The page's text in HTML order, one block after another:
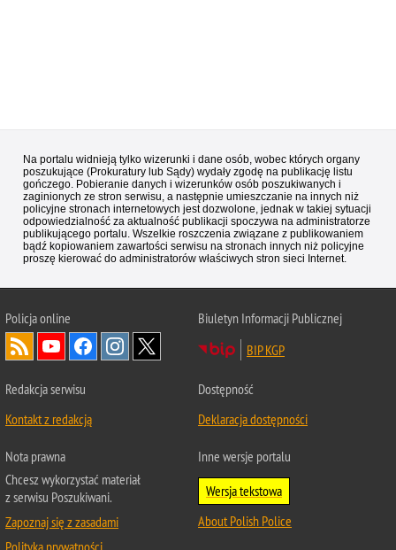
Na portalu widnieją tylko wizerunki i dane osób, wobec których organy
poszukujące (Prokuratury lub Sądy) wydały zgodę na publikację listu
gończego. Pobieranie danych i wizerunków osób poszukiwanych i
zaginionych ze stron serwisu, a następnie umieszczanie na innych niż
policyjne stronach internetowych jest dozwolone, jednak w takiej sytuacji
odpowiedzialność za aktualność publikacji spoczywa na administratorze
publikującego portalu. Wszelkie roszczenia związane z publikowaniem
bądź kopiowaniem zawartości serwisu na stronach innych niż policyjne
proszę kierować do administratorów właściwych stron sieci Internet.
Policjaonline
Biuletyn Informacji Publicznej
BIP KGP
Redakcja serwisu
Kontakt z redakcją
Dostępność
Deklaracja dostępności
Nota prawna
Chcesz wykorzystać materiał
z serwisu Poszukiwani.
Zapoznaj się z zasadami
Inne wersje portalu
Wersja tekstowa
About Polish Police